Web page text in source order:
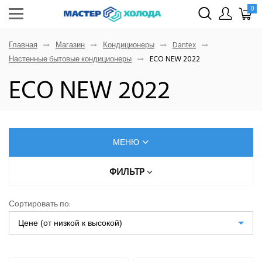
0
Главная Магазин Кондиционеры
Dantex
Настенные бытовые кондиционеры
ECO NEW 2022
ECO NEW 2022
МЕНЮ
AUX
Dahatsu
Denko
ФИЛЬТР
Цена (руб.)
До
Сортировать по:
Цене (от низкой к высокой)